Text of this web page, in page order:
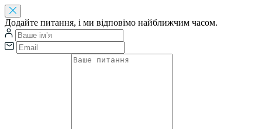
Додайте питання, і ми відповімо найближчим часом.